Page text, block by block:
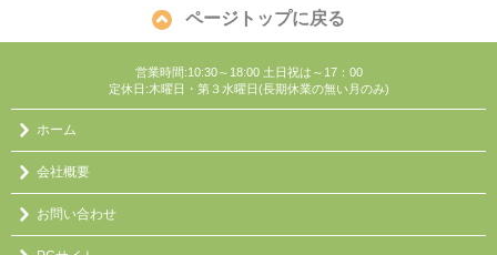
ページトップに戻る
営業時間:10:30～18:00 土日祝は～17：00
定休日:木曜日・第３水曜日(長期休業の無い月のみ)
ホーム
会社概要
お問い合わせ